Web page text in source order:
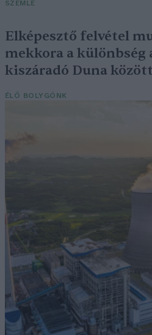
SZEMLE
Elképesztő felvétel
mekkora a különbség
kiszáradó Duna között
ÉLŐ BOLYGÓNK